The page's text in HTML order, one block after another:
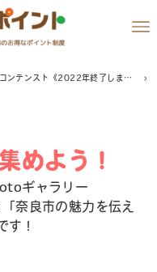
第６回奈良の町で見つけた青にまつわる風景フォトコンテンスト《2022年終了しました》
めよう！
ギャラリー
奈良市の魅力を伝え
す！